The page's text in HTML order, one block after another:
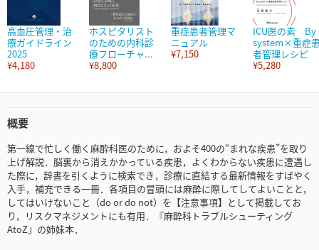
高血圧管理・治
療ガイドライン
2025
¥4,180
ホスピタリスト
のための内科診
療フローチャ...
¥8,800
重症患者管理マ
ニュアル
¥7,150
ICU医の素 By
system×重症
者管理レシピ
¥5,280
概要
第一線で忙しく働く麻酔科医のために，およそ400の“まれな疾患”を取り
上げ解説．脳裏から消えかかっている疾患，よくわからない疾患に遭遇し
た際に，辞書を引くように検索でき，診療に直結する最新情報をすばやく
入手，補充できる一冊．各項目の冒頭には麻酔に際してしてよいことと，
してはいけないこと（do or do not）を【注意事項】として掲載してお
り，リスクマネジメントにも有用．『麻酔科トラブルシューティング
AtoZ』の姉妹本．